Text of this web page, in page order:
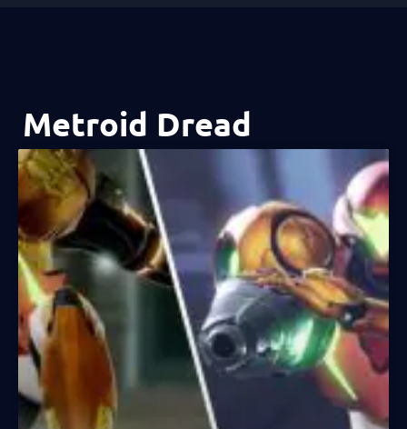
Metroid Dread